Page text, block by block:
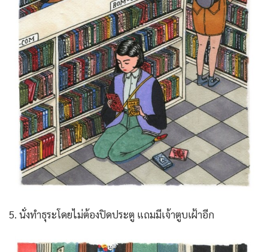
5. นั่งทำธุระโดยไม่ต้องปิดประตู แถมมีเจ้าตูบเฝ้าอีก